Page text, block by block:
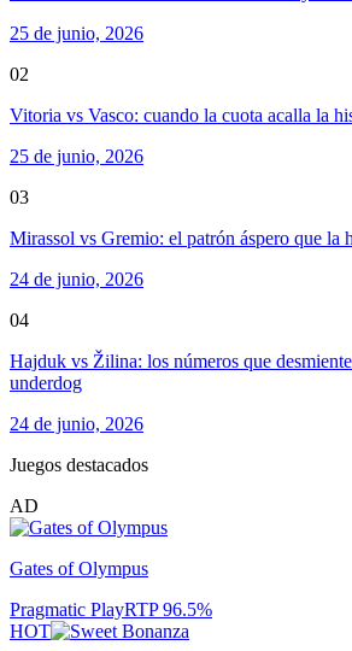
25 de junio, 2026
02
Vitoria vs Vasco: cuando la cuota acalla la
25 de junio, 2026
03
Mirassol vs Gremio: el patrón áspero que la
24 de junio, 2026
04
Hajduk vs Žilina: los números que
underdog
24 de junio, 2026
Juegos destacados
AD
Gates of Olympus
Pragmatic PlayRTP96.5%
HOT